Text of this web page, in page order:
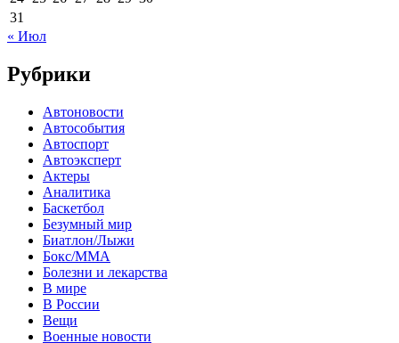
31
« Июл
Рубрики
Автоновости
Автособытия
Автоспорт
Автоэксперт
Актеры
Аналитика
Баскетбол
Безумный мир
Биатлон/Лыжи
Бокс/MMA
Болезни и лекарства
В мире
В России
Вещи
Военные новости